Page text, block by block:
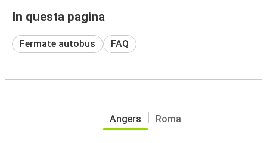
In questa pagina
Fermate autobus FAQ
Angers Roma